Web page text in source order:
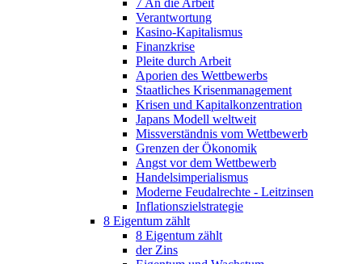
Verantwortung
Kasino-Kapitalismus
Finanzkrise
Pleite durch Arbeit
Aporien des Wettbewerbs
Staatliches Krisenmanagement
Krisen und Kapitalkonzentration
Japans Modell weltweit
Missverständnis vom Wettbewerb
Grenzen der Ökonomik
Angst vor dem Wettbewerb
Handelsimperialismus
Moderne Feudalrechte - Leitzinsen
Inflationszielstrategie
8 Eigentum zählt
8 Eigentum zählt
der Zins